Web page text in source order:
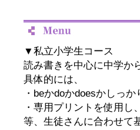
▼私立小学生コース
読み書きを中心に中学か
具体的には、
・beかdoかdoesかしっ
・専用プリントを使用
等、生徒さんに合わせて